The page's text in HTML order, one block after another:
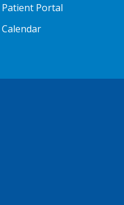
Patient Portal
Calendar